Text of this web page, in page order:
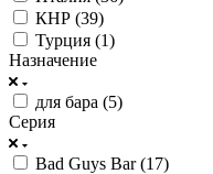
КНР (39)
Турция (1)
Назначение
для бара (5)
Серия
Bad Guys Bar (17)